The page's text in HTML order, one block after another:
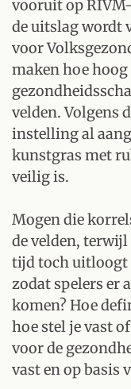
vooruit op
de uitslag wordt
voor
maken hoe hoog
velden. Volgens
instelling al
kunstgras met
veilig is.
Mogen die
de velden,
tijd toch uitloogt
zodat spelers er
komen? Hoe
hoe stel je vast
voor de
vast en op basis